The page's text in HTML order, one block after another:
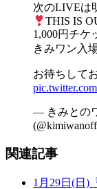
次のLIVEは
THIS IS
1,000円チケ
きみワン入
お待ちして
— きみとの
関連記事
1月29日(日)